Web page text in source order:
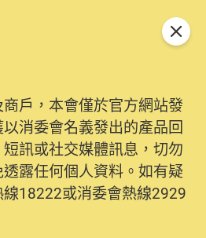
戶，本會僅於官方網站發
消委會名義發出的產品回
訊或社交媒體訊息，切勿
露任何個人資料。如有疑
18222或消委會熱線2929
關閉